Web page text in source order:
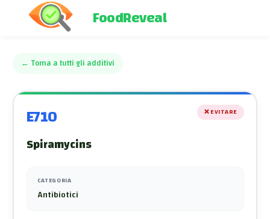
FoodReveal
← Torna a tutti gli additivi
E710 ❌EVITARE
Spiramycins
CATEGORIA
Antibiotici